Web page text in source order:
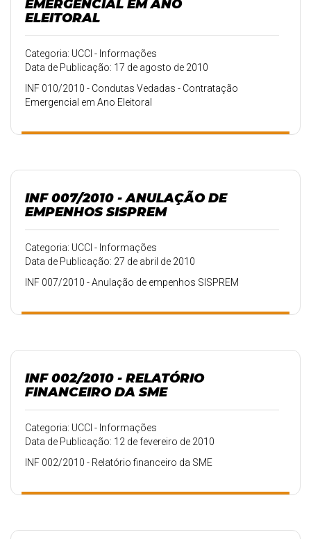
EMERGENCIAL EM ANO
ELEITORAL
Categoria: UCCI - Informações
Data de Publicação: 17 de agosto de 2010
INF 010/2010 - Condutas Vedadas - Contratação
Emergencial em Ano Eleitoral
INF 007/2010 - ANULAÇÃO DE
EMPENHOS SISPREM
Categoria: UCCI - Informações
Data de Publicação: 27 de abril de 2010
INF 007/2010 - Anulação de empenhos SISPREM
INF 002/2010 - RELATÓRIO
FINANCEIRO DA SME
Categoria: UCCI - Informações
Data de Publicação: 12 de fevereiro de 2010
INF 002/2010 - Relatório financeiro da SME